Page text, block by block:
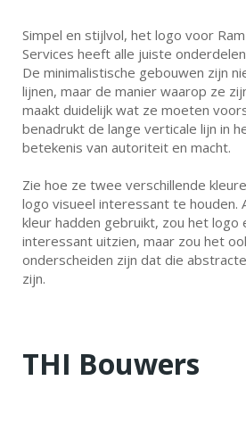
Simpel en stijlvol, het logo voor
Services heeft alle juiste
De minimalistische gebouwen zijn
lijnen, maar de manier waarop ze
maakt duidelijk wat ze moeten
benadrukt de lange verticale lijn in
betekenis van autoriteit en macht.
Zie hoe ze twee verschillende
logo visueel interessant te houden.
kleur hadden gebruikt, zou het logo
interessant uitzien, maar zou het
onderscheiden zijn dat die
zijn.
THI Bouwers